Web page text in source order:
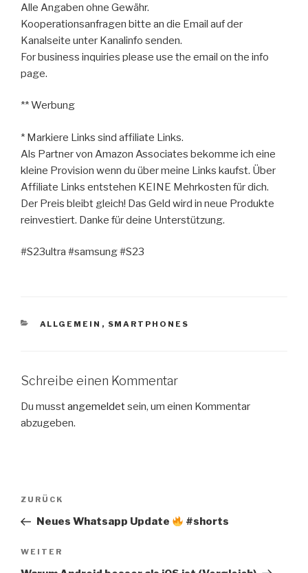
Alle Angaben ohne Gewähr.
Kooperationsanfragen bitte an die Email auf der
Kanalseite unter Kanalinfo senden.
For business inquiries please use the email on the info
page.
** Werbung
* Markiere Links sind affiliate Links.
Als Partner von Amazon Associates bekomme ich eine
kleine Provision wenn du über meine Links kaufst. Über
Affiliate Links entstehen KEINE Mehrkosten für dich.
Der Preis bleibt gleich! Das Geld wird in neue Produkte
reinvestiert. Danke für deine Unterstützung.
#S23ultra #samsung #S23
KATEGORIEN
ALLGEMEIN , SMARTPHONES
Schreibe einen Kommentar
Du musstangemeldetsein, um einen Kommentar
abzugeben.
Beitragsnavigation
Vorheriger
Beitrag
ZURÜCK
Neues Whatsapp Update #shorts
Nächster
Beitrag
WEITER